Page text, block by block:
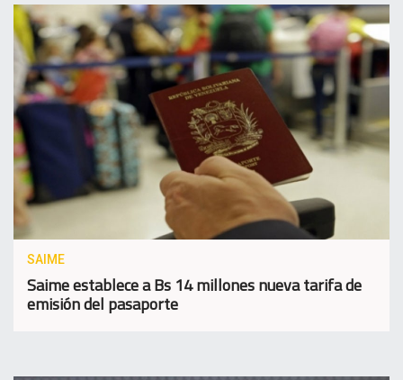
SAIME
Saime establece a Bs 14 millones nueva tarifa de
emisión del pasaporte